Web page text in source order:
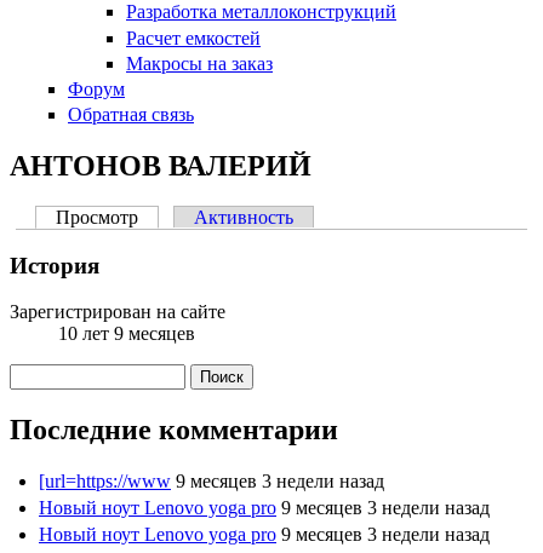
Разработка металлоконструкций
Расчет емкостей
Макросы на заказ
Форум
Обратная связь
АНТОНОВ ВАЛЕРИЙ
Просмотр (активная вкладка)
Активность
История
Зарегистрирован на сайте
10 лет 9 месяцев
Последние комментарии
[url=https://www 9 месяцев 3 недели назад
Новый ноут Lenovo yoga pro 9 месяцев 3 недели назад
Новый ноут Lenovo yoga pro 9 месяцев 3 недели назад